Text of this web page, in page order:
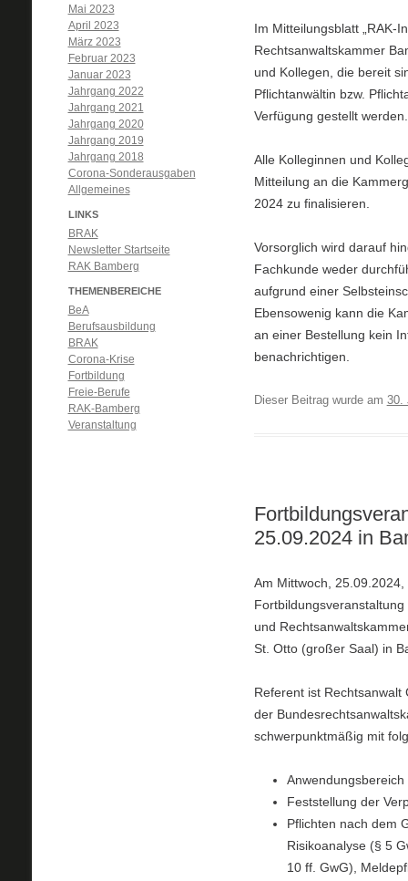
Im Mitteilungsblatt „RAK-
Rechtsanwaltskammer
und Kollegen, die bereit
Pflichtanwältin bzw.
Verfügung gestellt
Alle Kolleginnen und
Mitteilung an die
2024 zu finalisieren.
Vorsorglich wird darauf
Fachkunde weder
aufgrund einer
Ebensowenig kann die
an einer Bestellung kein
benachrichtigen.
Dieser Beitrag wurde am 30.
25.09.2024 in
Am Mittwoch,
und
St. Otto (großer Saal) in
Referent ist
der
schwerpunktmäßig mit
Feststellung der
Pflichten nach dem
Risikoanalyse (§ 5
10 ff. GwG),
Mai 2023
April 2023
März 2023
Februar 2023
Januar 2023
Jahrgang 2022
Jahrgang 2021
Jahrgang 2020
Jahrgang 2019
Jahrgang 2018
Corona-Sonderausgaben
Allgemeines
LINKS
BRAK
Newsletter Startseite
RAK Bamberg
THEMENBEREICHE
BeA
Berufsausbildung
BRAK
Corona-Krise
Fortbildung
Freie-Berufe
RAK-Bamberg
Veranstaltung